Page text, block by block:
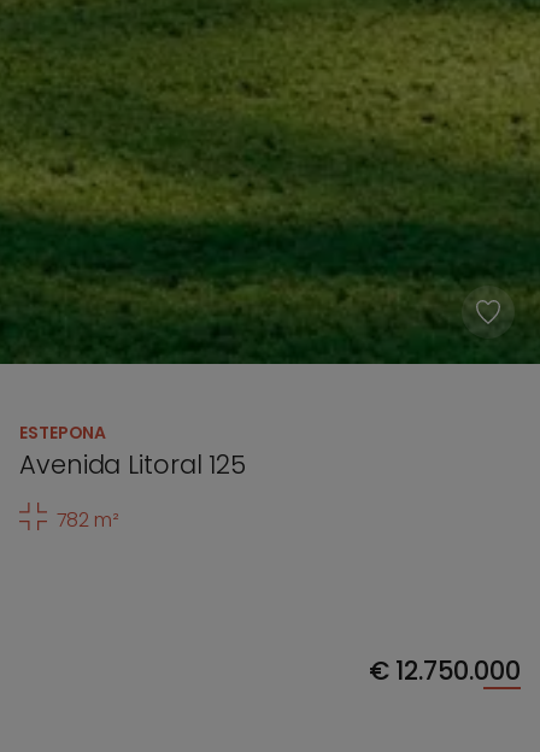
ESTEPONA
Avenida Litoral 125
782 m²
€ 12.750.000